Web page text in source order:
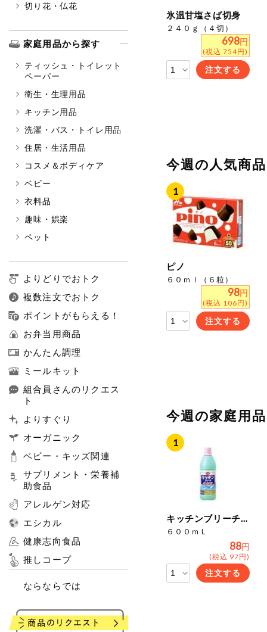
切り花・仏花
家庭用品から探す
ティッシュ・トイレット
ペーパー
衛生・生理用品
キッチン用品
洗濯・バス・トイレ用品
住居・生活用品
コスメ＆ボディケア
ベビー
衣料品
趣味・娯楽
ペット
よりどりでおトク
複数注文でおトク
ポイントがもらえる！
お弁当用商品
かんたん調理
ミールキット
組合員さんのリクエス
ト
よりすぐり
オーガニック
ベビー・キッズ関連
サプリメント・栄養補
助食品
アレルゲン対応
エシカル
健康志向食品
推しコープ
ならならでは
氷温甘塩さば切身
２４０ｇ（４切）
698円
(税込 754円)
注文する
今週の人気商
ピノ
６０ｍｌ（６粒）
98円
(税込 106円)
注文する
今週の家庭用
キッチンブリーチ（塩素系）
６００ｍＬ
88円
(税込 97円)
注文する